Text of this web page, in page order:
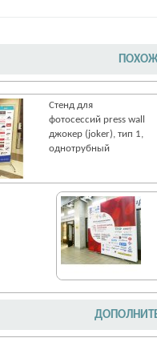
Стенд для
фотосессий press wall
джокер (joker), тип 1,
однотрубный